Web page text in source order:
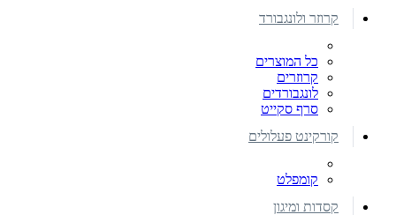
קרוזר ולונגבורד
כל המוצרים
קרוזרים
לונגבורדים
סרף סקייט
קורקינט פעלולים
קומפלט
קסדות ומיגון